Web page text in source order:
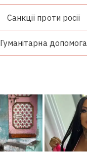
Санкції проти росії
Гуманітарна допомога